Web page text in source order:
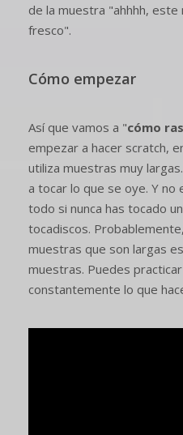
de la muestra "ahhhh,
fresco".
Cómo empezar
Así que vamos a "cómo
empezar a hacer scratch,
utiliza muestras muy
a tocar lo que se oye. Y no
todo si nunca has tocado
tocadiscos.
muestras que son largas
muestras. Puedes
constantemente lo que